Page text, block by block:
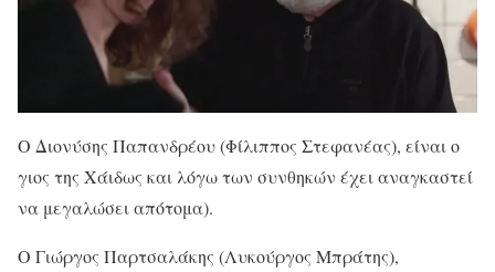
Ο Διονύσης Παπανδρέου (Φίλιππος Στεφανέας), είναι ο
γιος της Χάιδως και λόγω των συνθηκών έχει αναγκαστεί
να μεγαλώσει απότομα).
Ο Γιώργος Παρτσαλάκης (Λυκούργος Μπράτης),